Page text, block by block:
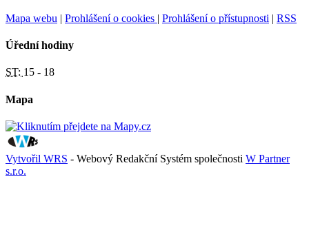
Mapa webu | Prohlášení o cookies | Prohlášení o přístupnosti | RSS
Úřední hodiny
ST: 15 - 18
Mapa
Vytvořil WRS - Webový Redakční Systém společnosti W Partner
s.r.o.